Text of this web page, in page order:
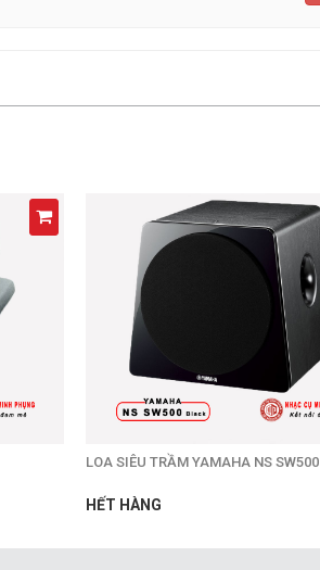
LOA SIÊU TRẦM YAMAHA NS SW500
HẾT HÀNG